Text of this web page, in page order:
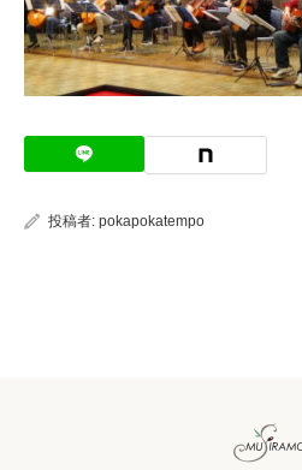
投稿者: pokapokatempo